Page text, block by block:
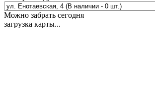
Можно забрать сегодня
загрузка карты...